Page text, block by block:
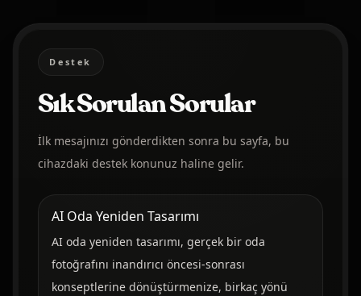
Destek
Sık Sorulan Sorular
İlk mesajınızı gönderdikten sonra bu sayfa, bu
cihazdaki destek konunuz haline gelir.
AI Oda Yeniden Tasarımı
AI oda yeniden tasarımı, gerçek bir oda
fotoğrafını inandırıcı öncesi-sonrası
konseptlerine dönüştürmenize, birkaç yönü